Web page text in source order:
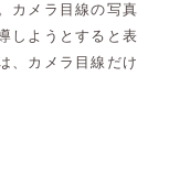
カメラ目線の写真
しようとすると表
、カメラ目線だけ